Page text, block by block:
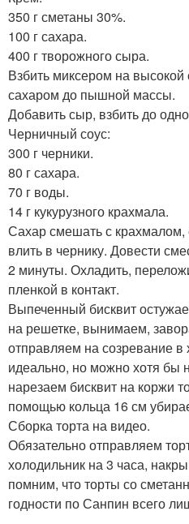
350 г сметаны 30%.
100 г сахара.
400 г творожного сыра.
Взбить миксером на высокой
сахаром до пышной массы.
Добавить сыр, взбить до
Черничный соус:
300 г черники.
80 г сахара.
70 г воды.
14 г кукурузного крахмала.
Сахар смешать с крахмалом,
влить в чернику. Довести
2 минуты. Охладить,
пленкой в контакт.
Выпеченный бисквит
на решетке, вынимаем,
отправляем на созревание в
идеально, но можно хотя бы
нарезаем бисквит на коржи
помощью кольца 16 см
Сборка торта на видео.
Обязательно отправляем
холодильник на 3 часа,
помним, что торты со
годности по Санпин всего